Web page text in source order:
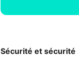
Sécurité et sécurité